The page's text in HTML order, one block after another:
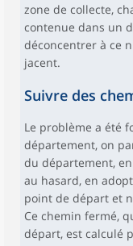
zone de collecte,
contenue dans un
déconcentrer à ce
jacent.
Suivre des
Le problème a été
département, on
du département,
au hasard, en
point de départ et
Ce chemin fermé,
départ, est calculé